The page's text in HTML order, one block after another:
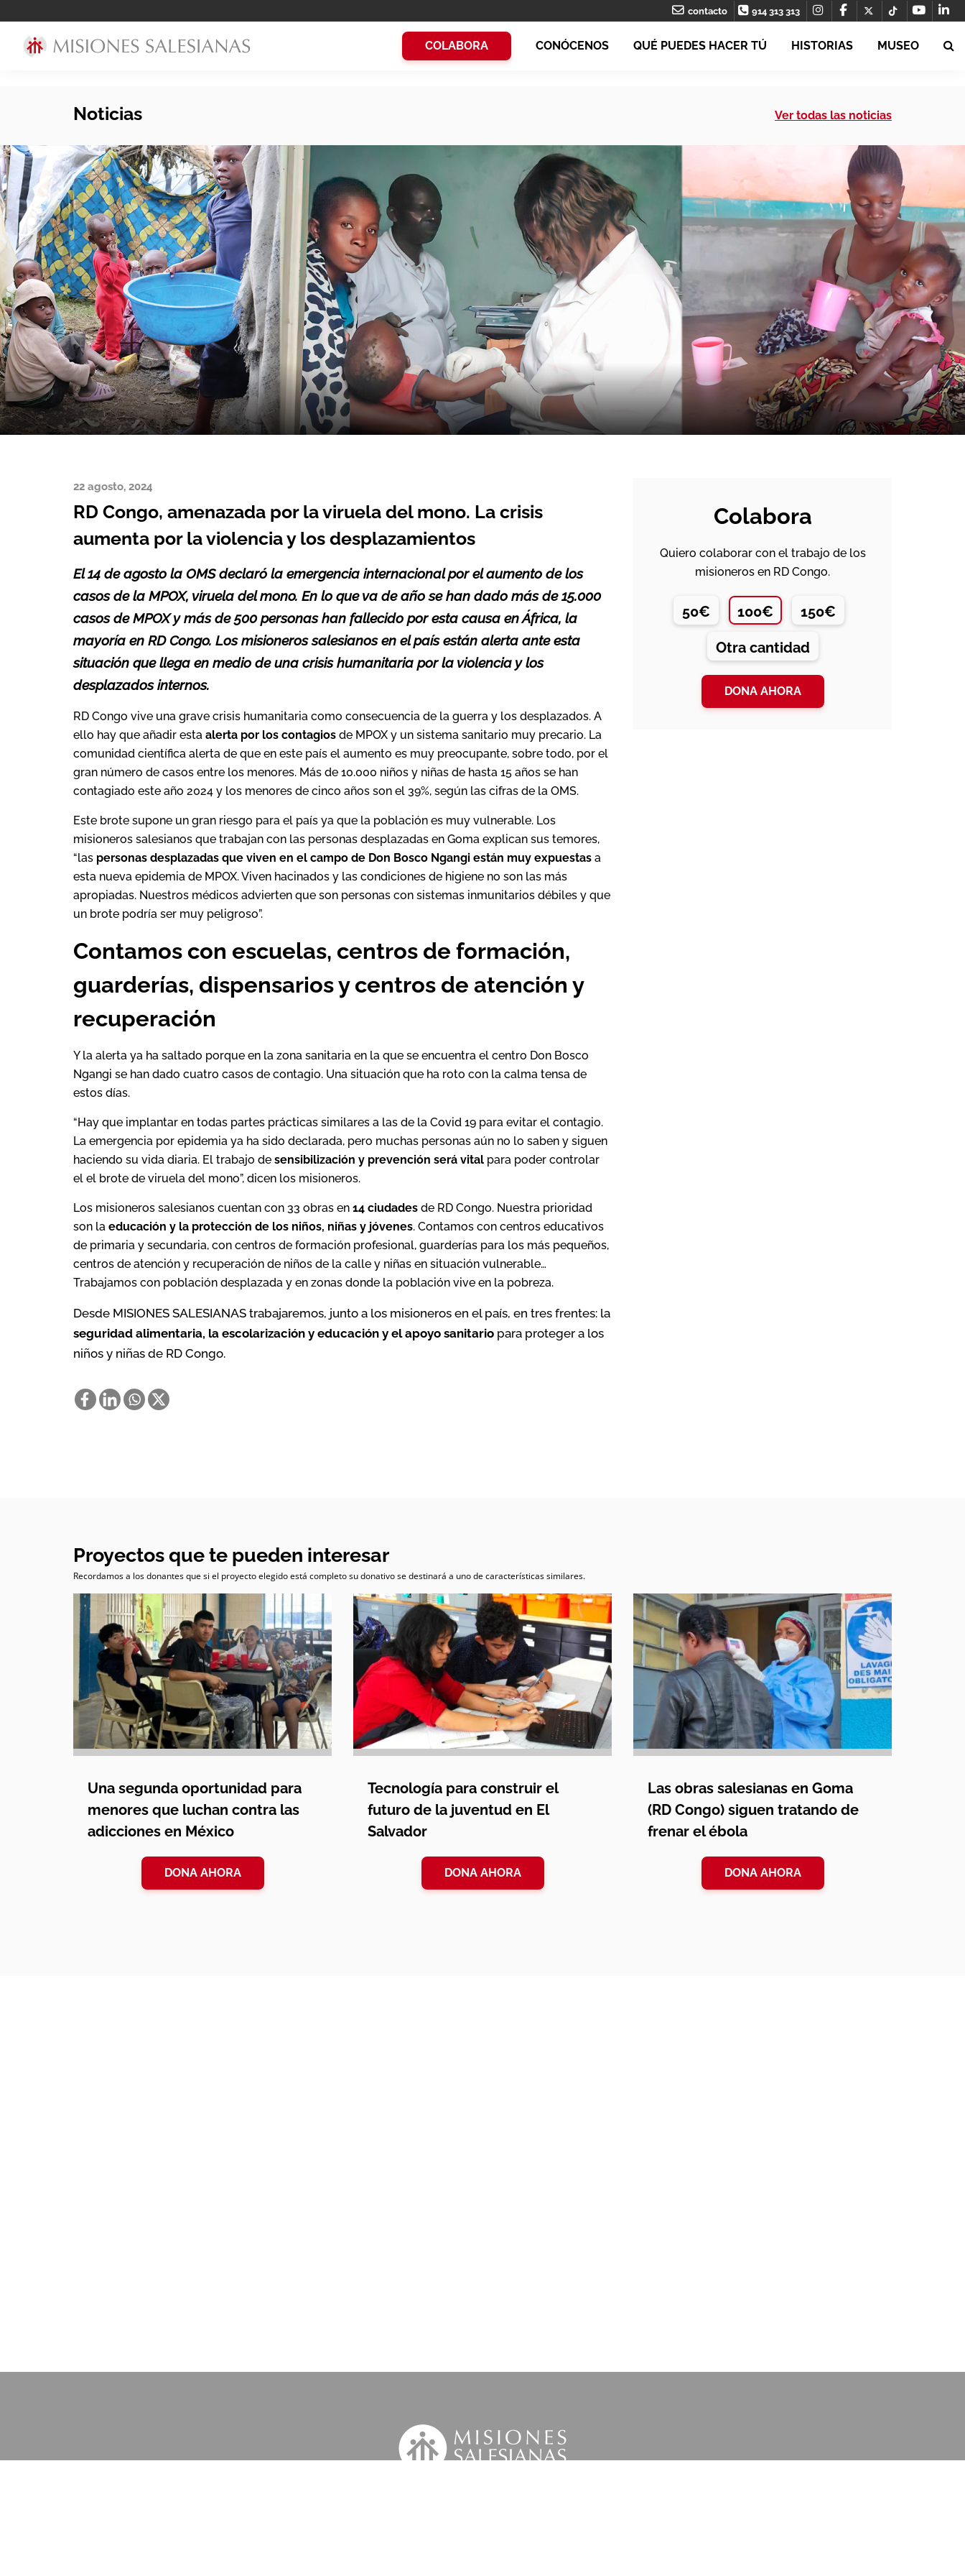
contacto 914 313 313
COLABORA CONÓCENOS QUÉ PUEDES HACER TÚ HISTORIAS MUSEO
Noticias Ver todas las noticias
22 agosto, 2024
RD Congo, amenazada por la viruela del mono. La crisis
aumenta por la violencia y los desplazamientos
El 14 de agosto la OMS declaró la emergencia internacional por el aumento de los
casos de la MPOX, viruela del mono. En lo que va de año se han dado más de 15.000
casos de MPOX y más de 500 personas han fallecido por esta causa en África, la
mayoría en RD Congo. Los misioneros salesianos en el país están alerta ante esta
situación que llega en medio de una crisis humanitaria por la violencia y los
desplazados internos.
RD Congo vive una grave crisis humanitaria como consecuencia de la guerra y los desplazados. A
ello hay que añadir esta alerta por los contagios de MPOX y un sistema sanitario muy precario. La
comunidad científica alerta de que en este país el aumento es muy preocupante, sobre todo, por el
gran número de casos entre los menores. Más de 10.000 niños y niñas de hasta 15 años se han
contagiado este año 2024 y los menores de cinco años son el 39%, según las cifras de la OMS.
Este brote supone un gran riesgo para el país ya que la población es muy vulnerable. Los
misioneros salesianos que trabajan con las personas desplazadas en Goma explican sus temores,
“las personas desplazadas que viven en el campo de Don Bosco Ngangi están muy expuestas a
esta nueva epidemia de MPOX. Viven hacinados y las condiciones de higiene no son las más
apropiadas. Nuestros médicos advierten que son personas con sistemas inmunitarios débiles y que
un brote podría ser muy peligroso”.
Contamos con escuelas, centros de formación,
guarderías, dispensarios y centros de atención y
recuperación
Y la alerta ya ha saltado porque en la zona sanitaria en la que se encuentra el centro Don Bosco
Ngangi se han dado cuatro casos de contagio. Una situación que ha roto con la calma tensa de
estos días.
“Hay que implantar en todas partes prácticas similares a las de la Covid 19 para evitar el contagio.
La emergencia por epidemia ya ha sido declarada, pero muchas personas aún no lo saben y siguen
haciendo su vida diaria. El trabajo de sensibilización y prevención será vital para poder controlar
el el brote de viruela del mono”, dicen los misioneros.
Los misioneros salesianos cuentan con 33 obras en 14 ciudades de RD Congo. Nuestra prioridad
son la educación y la protección de los niños, niñas y jóvenes. Contamos con centros educativos
de primaria y secundaria, con centros de formación profesional, guarderías para los más pequeños,
centros de atención y recuperación de niños de la calle y niñas en situación vulnerable…
Trabajamos con población desplazada y en zonas donde la población vive en la pobreza.
Desde MISIONES SALESIANAS trabajaremos, junto a los misioneros en el país, en tres frentes: la
seguridad alimentaria, la escolarización y educación y el apoyo sanitario para proteger a los
niños y niñas de RD Congo.
Colabora
Quiero colaborar con el trabajo de los
misioneros en RD Congo.
50€ 100€ 150€
Otra cantidad
DONA AHORA
Proyectos que te pueden interesar
Recordamos a los donantes que si el proyecto elegido está completo su donativo se destinará a uno de características similares.
Una segunda oportunidad para
menores que luchan contra las
adicciones en México
DONA AHORA
Tecnología para construir el
futuro de la juventud en El
Salvador
DONA AHORA
Las obras salesianas en Goma
(RD Congo) siguen tratando de
frenar el ébola
DONA AHORA